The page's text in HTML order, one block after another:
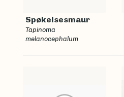
Spøkelsesmaur
Tapinoma
melanocephalum